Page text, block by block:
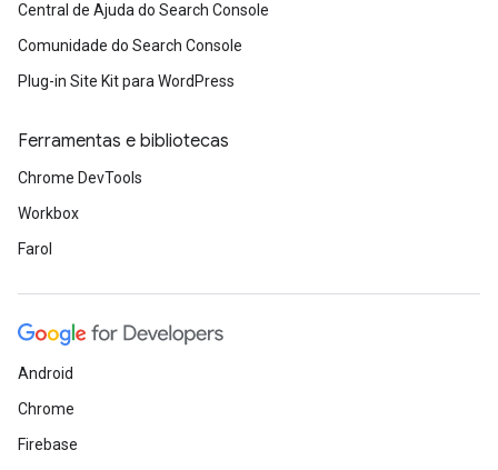
Central de Ajuda do Search Console
Comunidade do Search Console
Plug-in Site Kit para WordPress
Ferramentas e bibliotecas
Chrome DevTools
Workbox
Farol
Android
Chrome
Firebase